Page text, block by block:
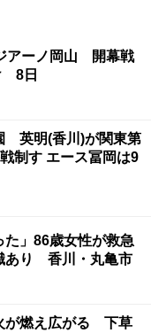
アーノ岡山 開幕戦
8日
英明(香川)が関東第
制す エース冨岡は9
た」86歳女性が救急
あり 香川・丸亀市
が燃え広がる 下草